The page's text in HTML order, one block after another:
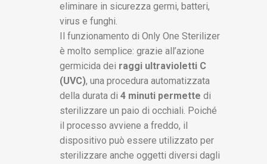
eliminare in sicurezza germi, batteri,
virus e funghi.
Il funzionamento di Only One Sterilizer
è molto semplice: grazie all’azione
germicida dei raggi ultravioletti C
(UVC), una procedura automatizzata
della durata di 4 minuti permette di
sterilizzare un paio di occhiali. Poiché
il processo avviene a freddo, il
dispositivo può essere utilizzato per
sterilizzare anche oggetti diversi dagli